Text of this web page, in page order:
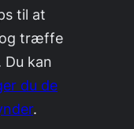
til at
og træffe
Du kan
du de
.